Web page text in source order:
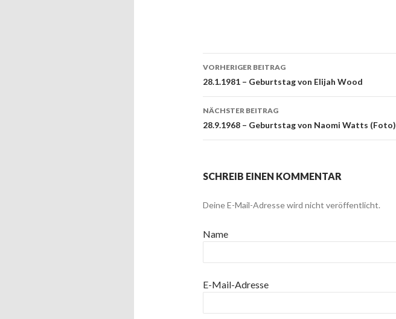
Beitragsnavigation
VORHERIGER BEITRAG
28.1.1981 – Geburtstag von Elijah Wood
NÄCHSTER BEITRAG
28.9.1968 – Geburtstag von Naomi Watts (Foto)
SCHREIB EINEN KOMMENTAR
Deine E-Mail-Adresse wird nicht veröffentlicht.
Name
E-Mail-Adresse